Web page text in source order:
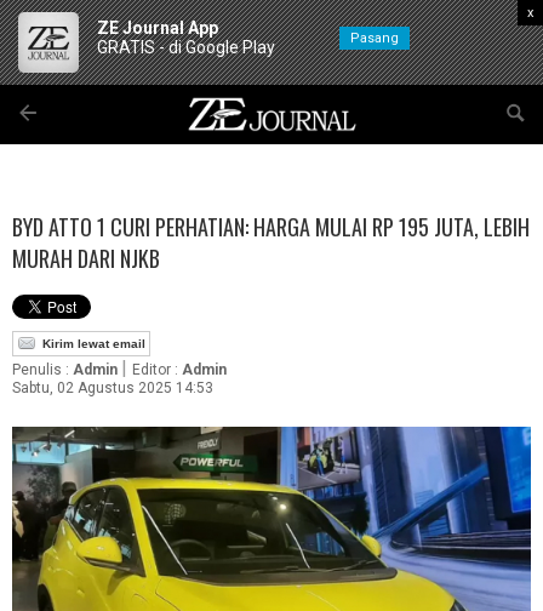
ZE Journal App
GRATIS - di Google Play
x
Pasang
BYD ATTO 1 CURI PERHATIAN: HARGA MULAI RP 195 JUTA, LEBIH
MURAH DARI NJKB
Kirim lewat email
Penulis : Admin | Editor : Admin
Sabtu, 02 Agustus 2025 14:53